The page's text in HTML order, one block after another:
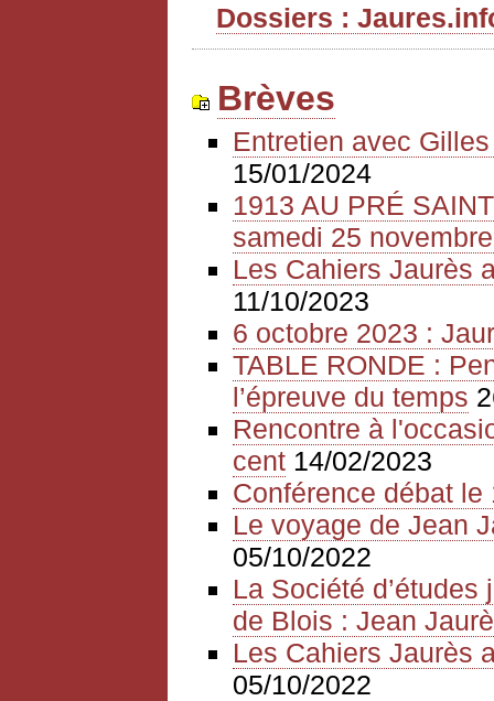
Dossiers :
Brèves
Entretien avec
15/01/2024
1913 AU PRÉ
samedi 25
Les Cahiers Jaurès
11/10/2023
6 octobre 2023 :
TABLE RONDE :
l’épreuve du temps
Rencontre à
cent 14/02/2023
Conférence débat
Le voyage de Jean
05/10/2022
La Société
de Blois : Jean
Les Cahiers Jaurès
05/10/2022